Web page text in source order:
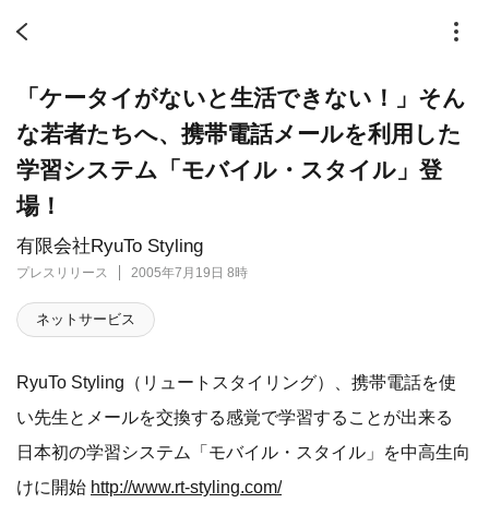
有限会社RyuTo Styling
プレスリリース 2005年7月19日 8時
「ケータイがないと生活できない！」そん
な若者たちへ、携帯電話メールを利用した
学習システム「モバイル・スタイル」登
場！
ネットサービス
RyuTo Styling（リュートスタイリング）、携帯電話を使
い先生とメールを交換する感覚で学習することが出来る
日本初の学習システム「モバイル・スタイル」を中高生向
けに開始 http://www.rt-styling.com/